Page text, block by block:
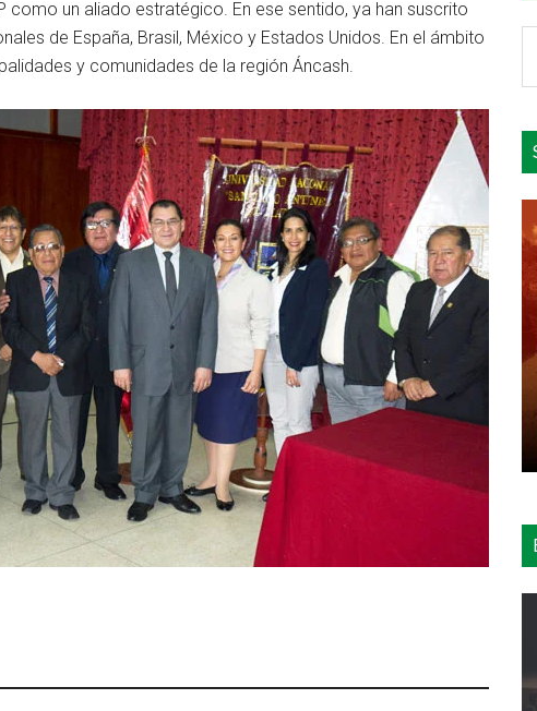
como un aliado estratégico. En ese sentido, ya han suscrito
de España, Brasil, México y Estados Unidos. En el ámbito
y comunidades de la región Áncash.